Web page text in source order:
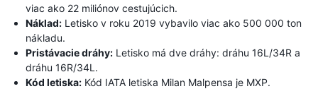
viac ako 22 miliónov cestujúcich.
Náklad: Letisko v roku 2019 vybavilo viac ako 500 000 ton
nákladu.
Pristávacie dráhy: Letisko má dve dráhy: dráhu 16L/34R a
dráhu 16R/34L.
Kód letiska: Kód IATA letiska Milan Malpensa je MXP.